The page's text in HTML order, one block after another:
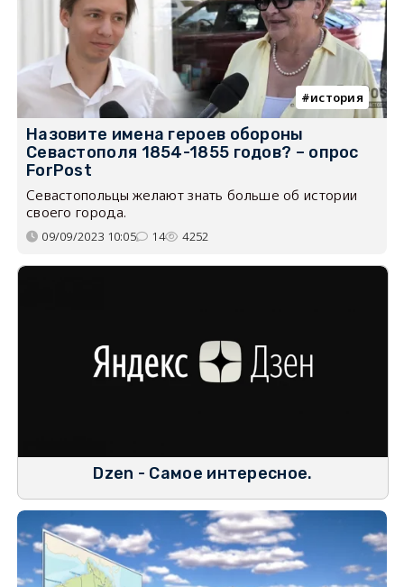
история
Назовите имена героев обороны
Севастополя 1854-1855 годов? – опрос
ForPost
Севастопольцы желают знать больше об истории
своего города.
09/09/2023 10:05 14 4252
Dzen - Самое интересное.